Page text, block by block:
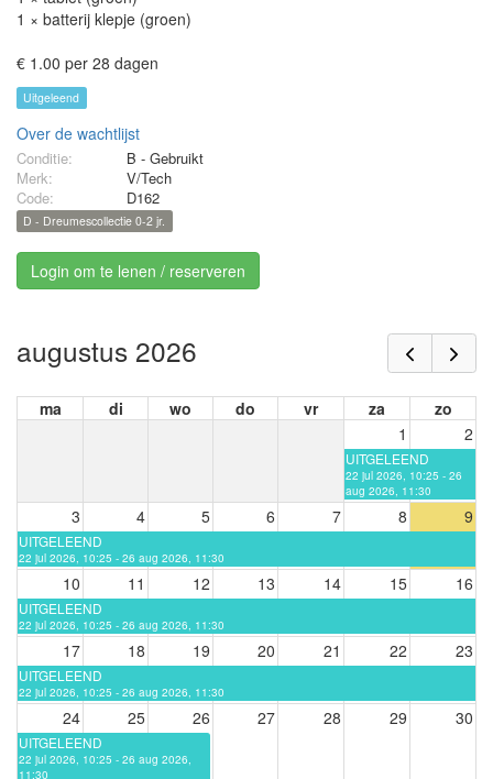
1 × batterij klepje (groen)
€ 1.00 per 28 dagen
Uitgeleend
Over de wachtlijst
Conditie:
B - Gebruikt
Merk:
V/Tech
Code:
D162
D - Dreumescollectie 0-2 jr.
Login om te lenen / reserveren
augustus 2026
ma di wo do vr za
zo
1
2
UITGELEEND
22 jul 2026, 10:25 - 26
aug 2026, 11:30
3 4 5 6 7 8 9
UITGELEEND
22 jul 2026, 10:25 - 26 aug 2026, 11:30
10 11 12 13 14 15 16
UITGELEEND
22 jul 2026, 10:25 - 26 aug 2026, 11:30
17 18 19 20 21 22 23
UITGELEEND
22 jul 2026, 10:25 - 26 aug 2026, 11:30
24 25 26 27 28 29 30
UITGELEEND
22 jul 2026, 10:25 - 26 aug 2026,
11:30